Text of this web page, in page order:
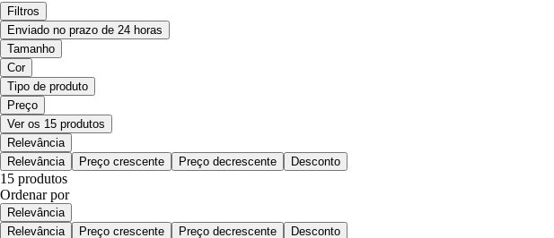
Filtros
Enviado no prazo de 24 horas
Tamanho
Cor
Tipo de produto
Preço
Ver os 15 produtos
Relevância
Relevância
Preço crescente Preço decrescente Desconto
15 produtos
Ordenar por
Relevância
Relevância
Preço crescente Preço decrescente Desconto